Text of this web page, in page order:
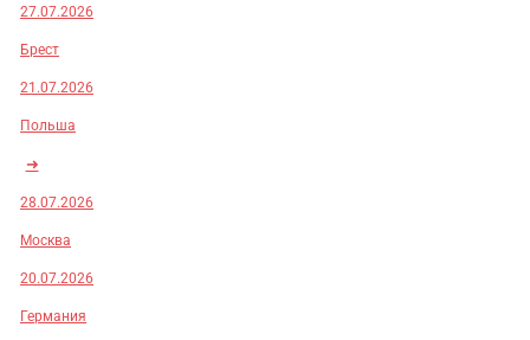
27.07.2026
Брест
21.07.2026
Польша
➜
28.07.2026
Москва
20.07.2026
Германия